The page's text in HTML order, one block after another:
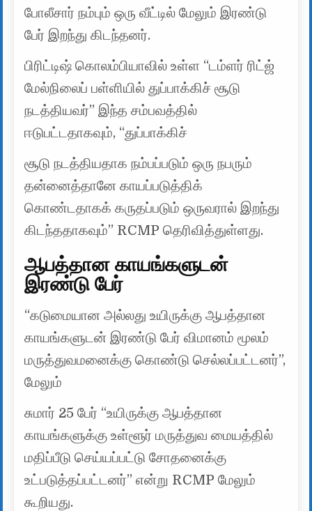
போலீசார் நம்பும் ஒரு வீட்டில் மேலும் இரண்டு
பேர் இறந்து கிடந்தனர்.
பிரிட்டிஷ் கொலம்பியாவில் உள்ள “டம்ளர் ரிட்ஜ்
மேல்நிலைப் பள்ளியில் துப்பாக்கிச் சூடு
நடத்தியவர்” இந்த சம்பவத்தில்
ஈடுபட்டதாகவும், “துப்பாக்கிச்
சூடு நடத்தியதாக நம்பப்படும் ஒரு நபரும்
தன்னைத்தானே காயப்படுத்திக்
கொண்டதாகக் கருதப்படும் ஒருவரால் இறந்து
கிடந்ததாகவும்” RCMP தெரிவித்துள்ளது.
ஆபத்தான காயங்களுடன்
இரண்டு பேர்
“கடுமையான அல்லது உயிருக்கு ஆபத்தான
காயங்களுடன் இரண்டு பேர் விமானம் மூலம்
மருத்துவமனைக்கு கொண்டு செல்லப்பட்டனர்”,
மேலும்
சுமார் 25 பேர் “உயிருக்கு ஆபத்தான
காயங்களுக்கு உள்ளூர் மருத்துவ மையத்தில்
மதிப்பீடு செய்யப்பட்டு சோதனைக்கு
உட்படுத்தப்பட்டனர்” என்று RCMP மேலும்
கூறியது.